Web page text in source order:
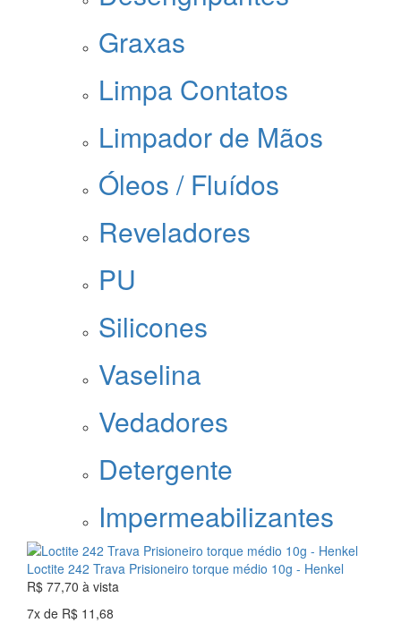
Graxas
Limpa Contatos
Limpador de Mãos
Óleos / Fluídos
Reveladores
PU
Silicones
Vaselina
Vedadores
Detergente
Impermeabilizantes
Loctite 242 Trava Prisioneiro torque médio 10g - Henkel
R$ 77,70 à vista
7x de R$ 11,68